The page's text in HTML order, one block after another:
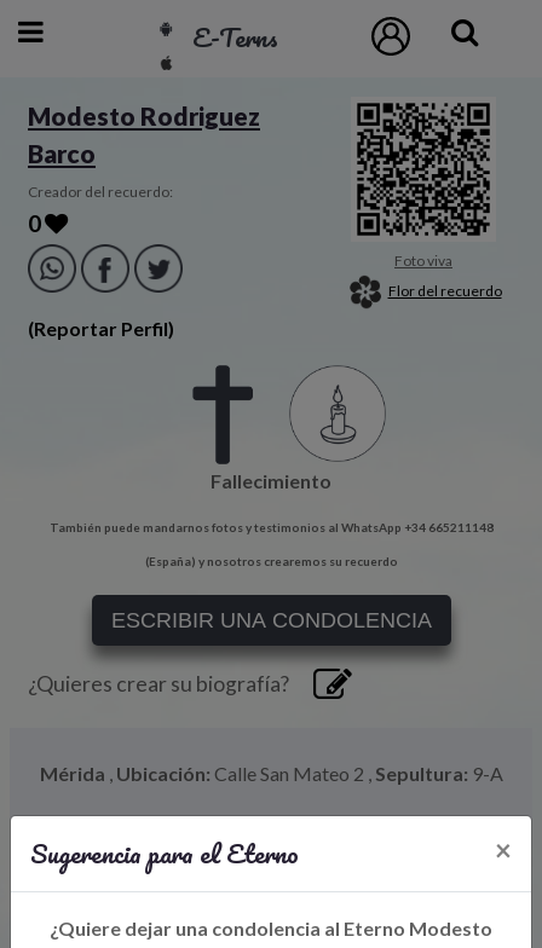
E-Terns
ESP
ENG
POR
Inicio
Modesto Rodriguez
Barco
Creador del recuerdo:
0
(Reportar Perfil)
Foto viva
Flor del recuerdo
Fallecimiento
También puede mandarnos fotos y testimonios al WhatsApp +34 665211148
(España) y nosotros crearemos su recuerdo
ESCRIBIR UNA CONDOLENCIA
¿Quieres crear su biografía?
Mérida , Ubicación: Calle San Mateo 2 , Sepultura: 9-A
Sugerencia para el Eterno ×
¿Quiere dejar una condolencia al Eterno Modesto